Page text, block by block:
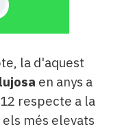
la d'aquest
en anys a
respecte a la
més elevats